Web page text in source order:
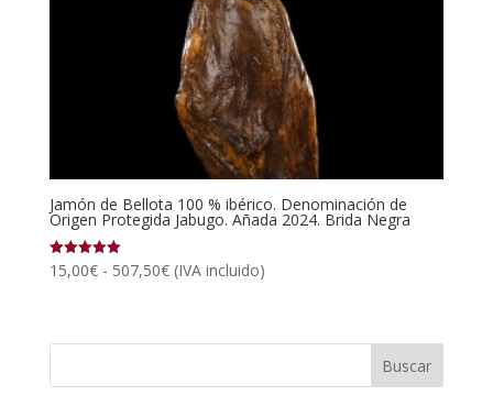
Jamón de Bellota 100 % ibérico. Denominación de
Origen Protegida Jabugo. Añada 2024. Brida Negra
Valorado
con
15,00€ - 507,50€Rango
desde
(IVA incluido)